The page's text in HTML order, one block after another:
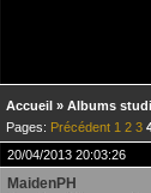
Accueil » Albums
Pages: Précédent 1 2 3
20/04/2013 20:03:26
MaidenPH